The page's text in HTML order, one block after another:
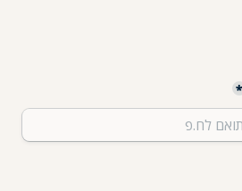
*